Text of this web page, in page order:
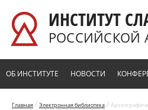
ИНСТИТУТ
РОССИЙСКОЙ
ОБ ИНСТИТУТЕ НОВОСТИ
Главная / Электронная библиотека /